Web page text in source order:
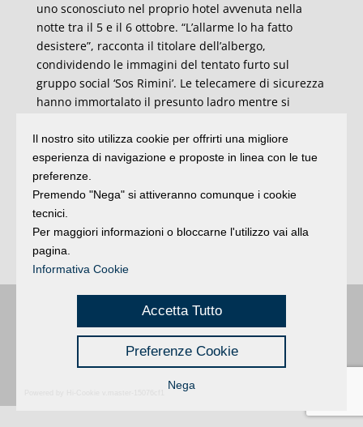
uno sconosciuto nel proprio hotel avvenuta nella
notte tra il 5 e il 6 ottobre. “L’allarme lo ha fatto
desistere”, racconta il titolare dell’albergo,
condividendo le immagini del tentato furto sul
gruppo social ‘Sos Rimini’. Le telecamere di sicurezza
hanno immortalato il presunto ladro mentre si
bocca. “Il video con l’immagine in volto del soggetto
finirà nelle mani dei carabinieri ma intanto attenti.
La zona è Marina centro in Via Misurata/Via Zanzur”,
spiega l’albergatore, mettendo in guardia colleghi e
abitanti della zona, “ha aperto con facilità la
serratura senza danneggiarla. Occhio!!!!”
(Adnkronos).
é una testata registrata presso il Tribunale di Rimini
registrazione n. 2 /28/02/2012|© 2024 buongiornoRimini
Privacy | Credits
Il nostro sito utilizza cookie per offrirti una migliore
esperienza di navigazione e proposte in linea con le tue
preferenze.
Premendo "Nega" si attiveranno comunque i cookie
tecnici.
Per maggiori informazioni o bloccarne l'utilizzo vai alla
pagina.
Informativa Cookie
Accetta Tutto
Preferenze Cookie
Nega